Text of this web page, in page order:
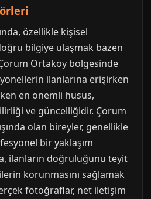
özellikle kişisel
bilgiye ulaşmak bazen
Ortaköy bölgesinde
ilanlarına erişirken
en önemli husus,
ve güncelliğidir. Çorum
olan bireyler, genellikle
bir yaklaşım
ilanların doğruluğunu teyit
korunmasını sağlamak
fotoğraflar, net iletişim